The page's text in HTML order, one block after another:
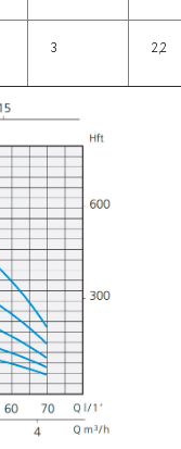
3 2,2